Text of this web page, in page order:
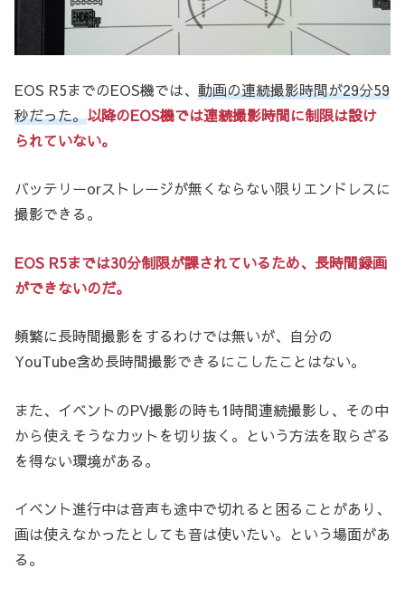
EOS R5までのEOS機では、 動画の連続撮影時間が29分59
秒だった。以降のEOS機では連続撮影時間に制限は設け
られていない。
バッテリーorストレージが無くならない限りエンドレスに
撮影できる。
EOS R5までは30分制限が課されているため、長時間録画
ができないのだ。
頻繁に長時間撮影をするわけでは無いが、自分の
YouTube含め長時間撮影できるにこしたことはない。
また、イベントのPV撮影の時も1時間連続撮影し、その中
から使えそうなカットを切り抜く。という方法を取らざる
を得ない環境がある。
イベント進行中は音声も途中で切れると困ることがあり、
画は使えなかったとしても音は使いたい。という場面があ
る。